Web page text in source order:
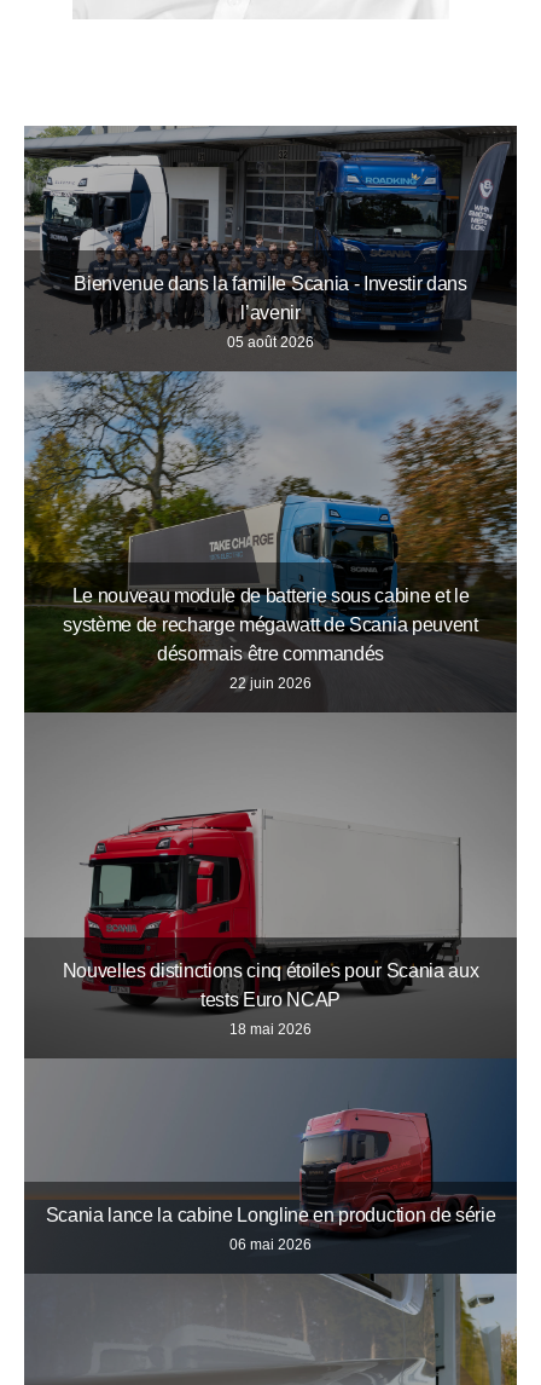
Bienvenue dans la famille Scania - Investir dans
l’avenir
05 août 2026
Le nouveau module de batterie sous cabine et le
système de recharge mégawatt de Scania peuvent
désormais être commandés
22 juin 2026
Nouvelles distinctions cinq étoiles pour Scania aux
tests Euro NCAP
18 mai 2026
Scania lance la cabine Longline en production de série
06 mai 2026